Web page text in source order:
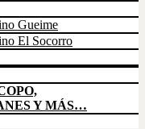
Gueime
El Socorro
Y MÁS…